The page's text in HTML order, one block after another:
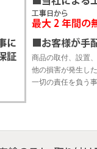
商品の取付、設置
他の損害が発生し
一切の責任を負う